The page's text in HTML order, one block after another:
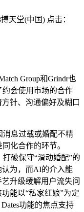
搏天堂(中国) 点击：
Group和Grindr也
会使用市场的合作
针、沟通偏好及糊口
息过载或婚配不精
化合作的环节。
破保守“滑动婚配”的
为，而AI的介入能
升级缓解用户流失问
能以“私家红娘”为定
功能的焦点支持